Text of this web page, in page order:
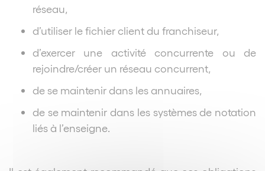
réseau,
d’utiliser le fichier client du franchiseur,
d’exercer une activité concurrente ou de
rejoindre/créer un réseau concurrent,
de se maintenir dans les annuaires,
de se maintenir dans les systèmes de notation
liés à l’enseigne.